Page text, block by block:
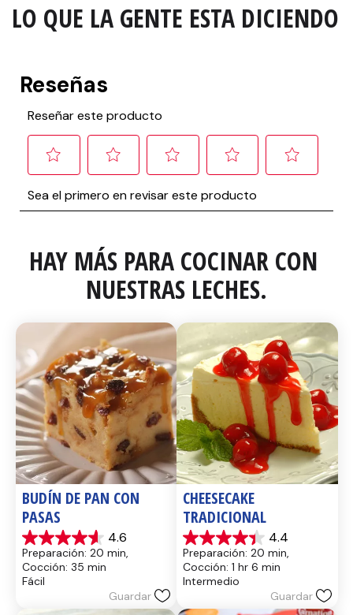
LO QUE LA GENTE ESTA DICIENDO
HAY MÁS PARA COCINAR CON
NUESTRAS LECHES.
BUDÍN DE PAN CON
PASAS
4.6
4.6
de
5
estrellas.
Preparación: 20 min,
Cocción: 35 min
Fácil
Guardar
CHEESECAKE
TRADICIONAL
4.4
4.4
de
5
estrellas.
Preparación: 20 min,
Cocción: 1 hr 6 min
Intermedio
Guardar